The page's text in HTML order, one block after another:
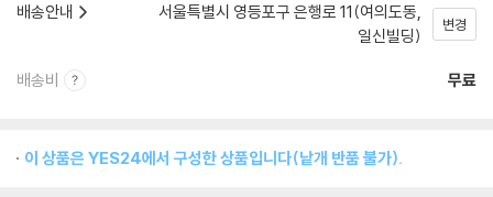
배송안내
서울특별시 영등포구 은행로 11(여의도동,
일신빌딩)
변경
배송비 무료
이 상품은 YES24에서 구성한 상품입니다(낱개 반품 불가).